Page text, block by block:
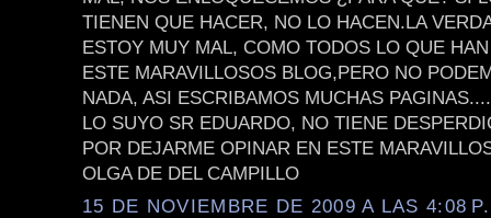
TIENEN QUE HACER, NO LO HACEN.LA
ESTOY MUY MAL, COMO TODOS LO QUE
ESTE MARAVILLOSOS BLOG,PERO NO
NADA, ASI ESCRIBAMOS MUCHAS
LO SUYO SR EDUARDO, NO TIENE
POR DEJARME OPINAR EN ESTE
OLGA DE DEL CAMPILLO
15 DE NOVIEMBRE DE 2009 A LAS 4:08